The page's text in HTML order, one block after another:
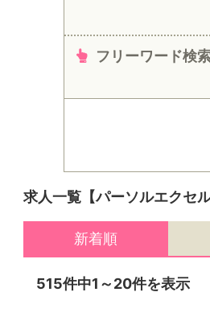
フリーワード検
求人一覧【パーソルエクセ
新着順
515件中1～20件を表示